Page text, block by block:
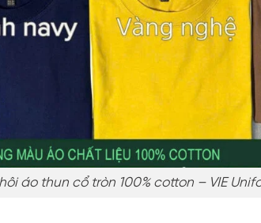
áo thun cổ tròn 100% cotton – VIE